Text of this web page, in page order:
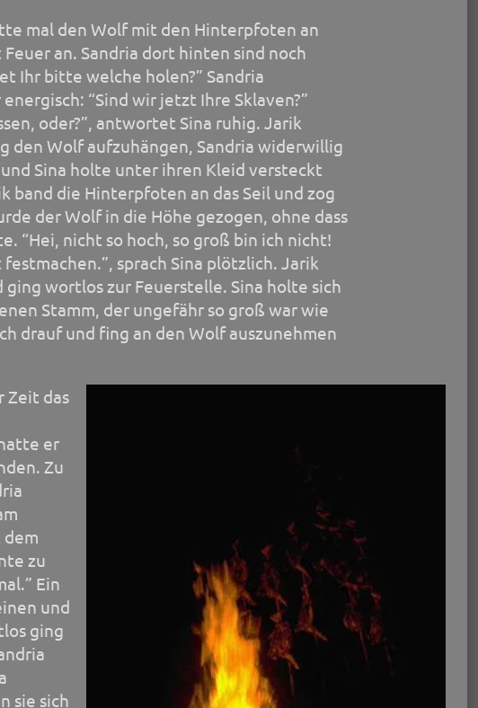
mal den Wolf mit den Hinterpfoten an
an. Sandria dort hinten sind noch
Ihr bitte welche holen?” Sandria
“Sind wir jetzt Ihre Sklaven?”
oder?”, antwortet Sina ruhig. Jarik
den Wolf aufzuhängen, Sandria widerwillig
Sina holte unter ihren Kleid versteckt
band die Hinterpfoten an das Seil und zog
der Wolf in die Höhe gezogen, ohne dass
“Hei, nicht so hoch, so groß bin ich nicht!
sprach Sina plötzlich. Jarik
ging wortlos zur Feuerstelle. Sina holte sich
Stamm, der ungefähr so groß war wie
drauf und fing an den Wolf auszunehmen
Zeit das
er
Zu
dem
zu
Ein
und
ging
sie sich